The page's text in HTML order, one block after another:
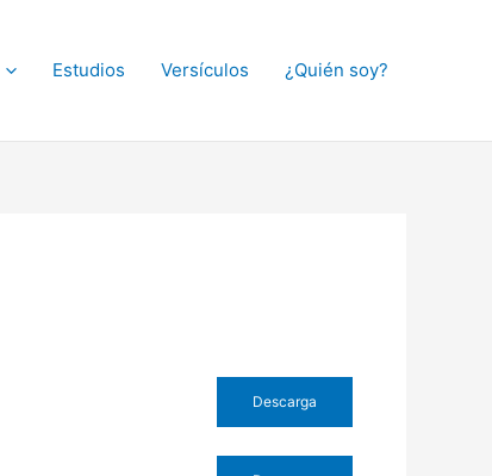
Estudios Versículos ¿Quién soy?
Descarga